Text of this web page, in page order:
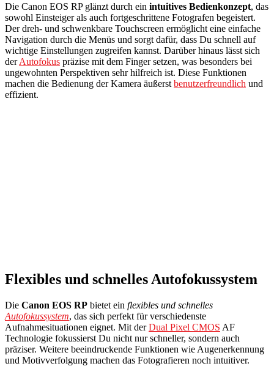
Die Canon EOS RP glänzt durch ein intuitives Bedienkonzept, das
sowohl Einsteiger als auch fortgeschrittene Fotografen begeistert.
Der dreh- und schwenkbare Touchscreen ermöglicht eine einfache
Navigation durch die Menüs und sorgt dafür, dass Du schnell auf
wichtige Einstellungen zugreifen kannst. Darüber hinaus lässt sich
derAutofokus präzise mit dem Finger setzen, was besonders bei
ungewohnten Perspektiven sehr hilfreich ist. Diese Funktionen
machen die Bedienung der Kamera äußerst benutzerfreundlich und
effizient.
Flexibles und schnelles Autofokussystem
Die Canon EOS RP bietet ein flexibles und schnelles
Autofokussystem, das sich perfekt für verschiedenste
Aufnahmesituationen eignet. Mit derDual Pixel CMOS AF
Technologie fokussierst Du nicht nur schneller, sondern auch
präziser. Weitere beeindruckende Funktionen wie Augenerkennung
und Motivverfolgung machen das Fotografieren noch intuitiver.